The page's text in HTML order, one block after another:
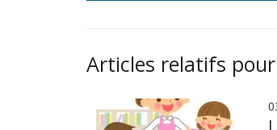
Articles relatifs